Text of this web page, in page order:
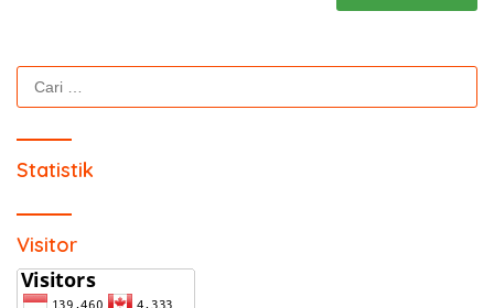
Cari
untuk:
Statistik
Visitor